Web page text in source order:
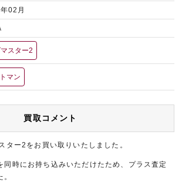
02月
スター2
マン
買取コメント
ター2をお買い取りいたしました。
同時にお持ち込みいただけたため、プラス査定